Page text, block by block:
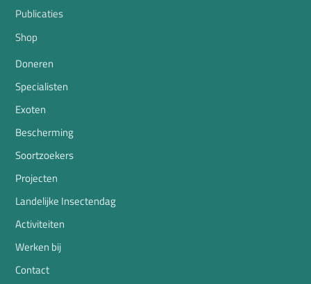
Publicaties
Shop
Doneren
Specialisten
Exoten
Bescherming
Soortzoekers
Projecten
Landelijke Insectendag
Activiteiten
Werken bij
Contact